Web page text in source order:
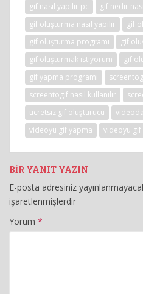
gif nasıl yapılır pc
gif nedir
gif oluşturma nasıl yapılır
gif
gif oluşturma programı
gif
gif oluşturmak istiyorum
gif
gif yapma programı
screentogif nasıl kullanılır
ücretsiz gif oluşturucu
videoyu gif yapma
videoyu gif
BIR YANIT YAZIN
E-posta adresiniz
işaretlenmişlerdir
Yorum *